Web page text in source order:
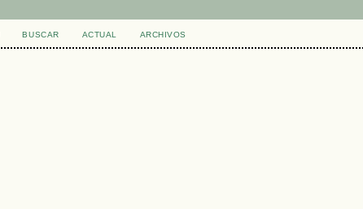
BUSCAR ACTUAL ARCHIVOS